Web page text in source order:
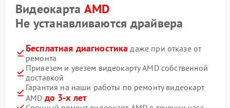
Видеокарта AMD
Не устанавливаются драйвера
Бесплатная диагностика даже при отказе от
ремонта
Привезем и увезем видеокарту AMD собственной
доставкой
Гарантия на наши работы по ремонту видеокарт
AMD до 3-х лет